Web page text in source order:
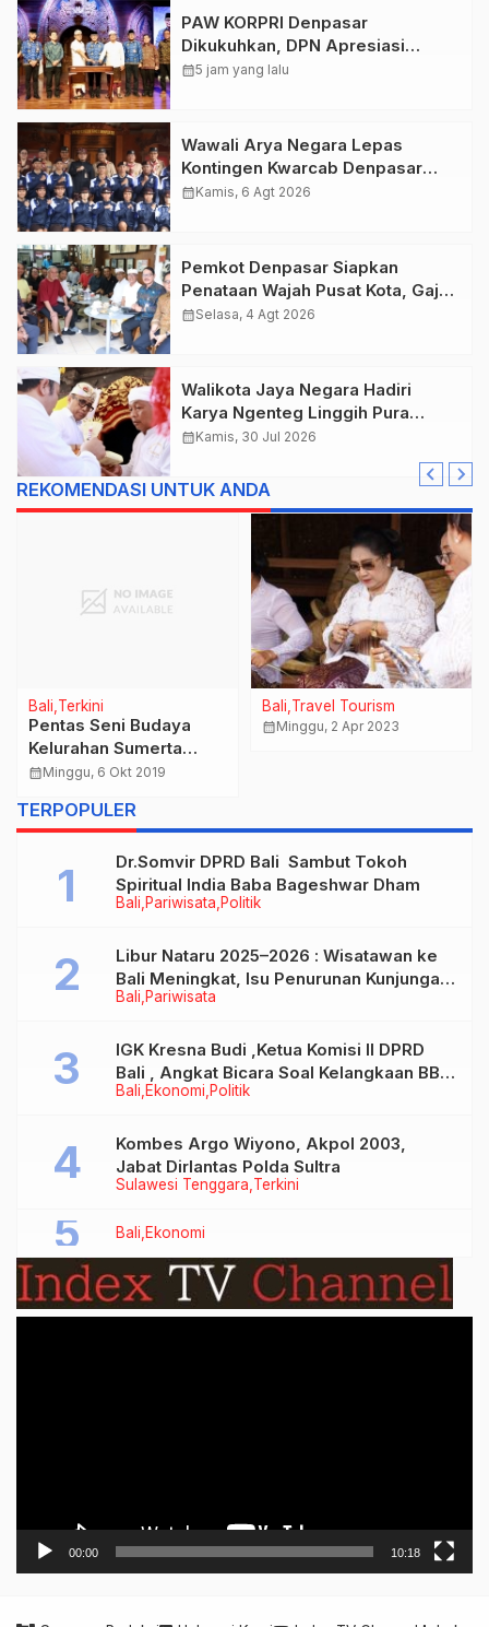
PAW KORPRI Denpasar
Dikukuhkan, DPN Apresiasi
“Sembagi Arutala” untuk Lindungi
calendar_month5 jam yang lalu
Wawali Arya Negara Lepas
Kontingen Kwarcab Denpasar
Menuju Jambore Nasional XII
calendar_monthKamis, 6 Agt 2026
Pemkot Denpasar Siapkan
Penataan Wajah Pusat Kota, Gajah
Mada Jadi Salah Satu Kawasan
calendar_monthSelasa, 4 Agt 2026
Walikota Jaya Negara Hadiri
Karya Ngenteg Linggih Pura
Gunung Sari Desa Adat Peraupan
calendar_monthKamis, 30 Jul 2026
REKOMENDASI UNTUK ANDA
Bali Terkini
Pentas Seni Budaya
Kelurahan Sumerta
Kembali Digelar, Jadi
Dukung Pelestarian dan
Budaya Bali
calendar_monthMinggu, 6 Okt 2019
Bali Travel Tourism
calendar_monthMinggu, 2 Apr 2023
TERPOPULER
Bali Pariwisata Politik
Dr.Somvir DPRD Bali Sambut Tokoh
Spiritual India Baba Bageshwar Dham
Bali Pariwisata
Libur Nataru 2025–2026 : Wisatawan ke
Bali Meningkat, Isu Penurunan Kunjungan
Tidak Benar
Bali Ekonomi Politik
IGK Kresna Budi ,Ketua Komisi II DPRD
Bali , Angkat Bicara Soal Kelangkaan BBM
Bersubsidi Jenis Solar
Sulawesi Tenggara Terkini
Kombes Argo Wiyono, Akpol 2003,
Jabat Dirlantas Polda Sultra
Bali Ekonomi
00:00 10:18